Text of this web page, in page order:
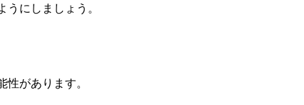
にしましょう。
があります。